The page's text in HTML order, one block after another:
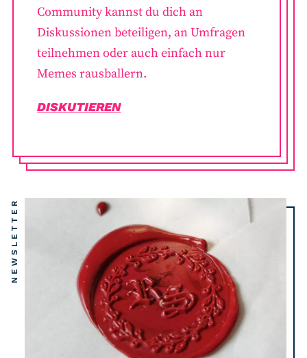
Community kannst du dich an
Diskussionen beteiligen, an Umfragen
teilnehmen oder auch einfach nur
Memes rausballern.
DISKUTIEREN
NEWSLETTER